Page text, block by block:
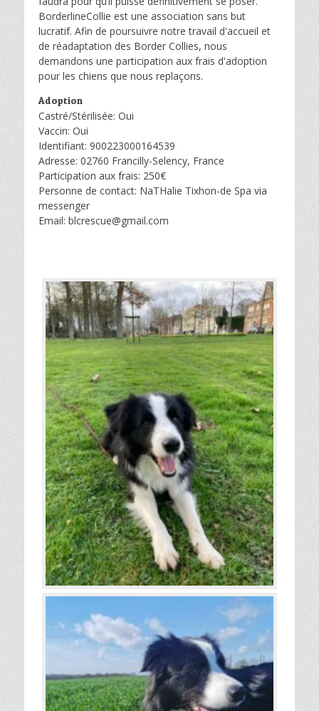
BorderlineCollie est une association sans but
lucratif. Afin de poursuivre notre travail d'accueil et
de réadaptation des Border Collies, nous
demandons une participation aux frais d'adoption
pour les chiens que nous replaçons.
Adoption
Castré/Stérilisée: Oui
Vaccin: Oui
Identifiant: 900223000164539
Adresse: 02760 Francilly-Selency, France
Participation aux frais: 250€
Personne de contact: NaTHalie Tixhon-de Spa via
messenger
Email: blcrescue@gmail.com